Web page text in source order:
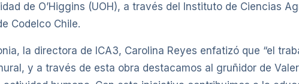
de O’Higgins (UOH), a través del Instituto de Ciencias
Codelco Chile.
la directora de ICA3, Carolina Reyes enfatizó que “el
y a través de esta obra destacamos al gruñidor de